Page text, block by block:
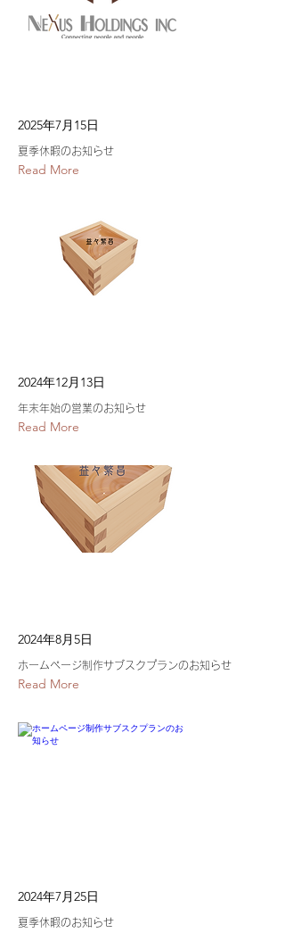
2025年7月15日
夏季休暇のお知らせ
Read More
2024年12月13日
年末年始の営業のお知らせ
Read More
2024年8月5日
ホームページ制作サブスクプランのお知らせ
Read More
2024年7月25日
夏季休暇のお知らせ